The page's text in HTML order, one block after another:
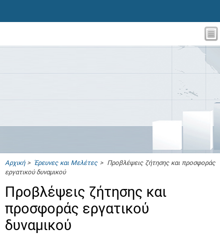
Αρχική>Έρευνες και Μελέτες> Προβλέψεις ζήτησης και προσφοράς
εργατικού δυναμικού
Προβλέψεις ζήτησης και
προσφοράς εργατικού
δυναμικού